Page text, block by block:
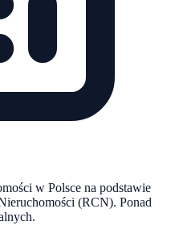
w Polsce na podstawie
(RCN). Ponad